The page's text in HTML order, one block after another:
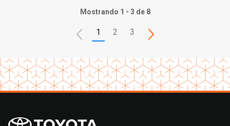
Mostrando 1 - 3 de 8
1 2 3